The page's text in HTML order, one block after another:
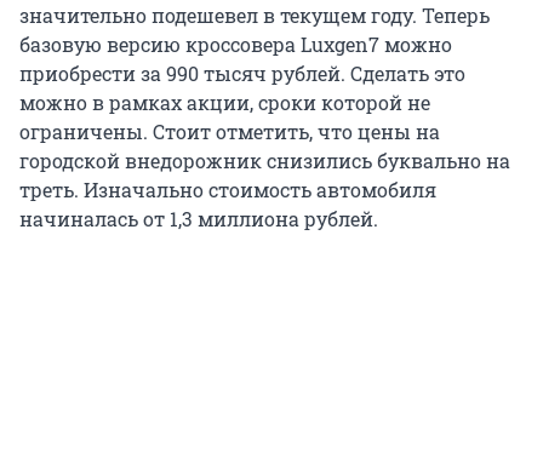
значительно подешевел в текущем году. Теперь
базовую версию кроссовера Luxgen7 можно
приобрести за 990 тысяч рублей. Сделать это
можно в рамках акции, сроки которой не
ограничены. Стоит отметить, что цены на
городской внедорожник снизились буквально на
треть. Изначально стоимость автомобиля
начиналась от 1,3 миллиона рублей.